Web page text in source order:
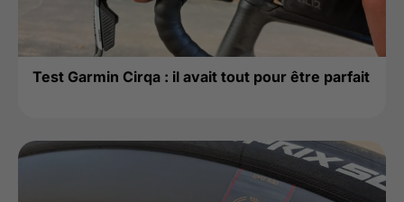
Test Garmin Cirqa : il avait tout pour être parfait